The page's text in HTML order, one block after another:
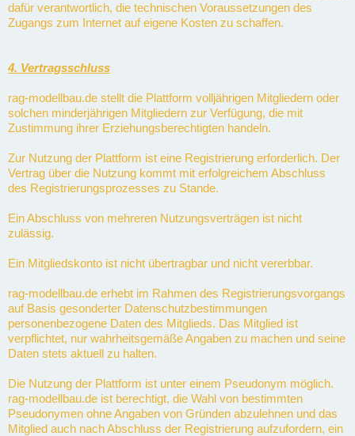
dafür verantwortlich, die technischen Voraussetzungen des
Zugangs zum Internet auf eigene Kosten zu schaffen.
4. Vertragsschluss
rag-modellbau.de stellt die Plattform volljährigen Mitgliedern oder
solchen minderjährigen Mitgliedern zur Verfügung, die mit
Zustimmung ihrer Erziehungsberechtigten handeln.
Zur Nutzung der Plattform ist eine Registrierung erforderlich. Der
Vertrag über die Nutzung kommt mit erfolgreichem Abschluss
des Registrierungsprozesses zu Stande.
Ein Abschluss von mehreren Nutzungsverträgen ist nicht
zulässig.
Ein Mitgliedskonto ist nicht übertragbar und nicht vererbbar.
rag-modellbau.de erhebt im Rahmen des Registrierungsvorgangs
auf Basis gesonderter Datenschutzbestimmungen
personenbezogene Daten des Mitglieds. Das Mitglied ist
verpflichtet, nur wahrheitsgemäße Angaben zu machen und seine
Daten stets aktuell zu halten.
Die Nutzung der Plattform ist unter einem Pseudonym möglich.
rag-modellbau.de ist berechtigt, die Wahl von bestimmten
Pseudonymen ohne Angaben von Gründen abzulehnen und das
Mitglied auch nach Abschluss der Registrierung aufzufordern, ein